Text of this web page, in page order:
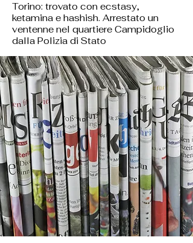
Torino: trovato con ecstasy,
ketamina e hashish. Arrestato un
ventenne nel quartiere Campidoglio
dalla Polizia di Stato